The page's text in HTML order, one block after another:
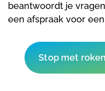
beantwoordt je
een afspraak voor
Stop met